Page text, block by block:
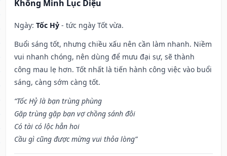
Khổng Minh Lục Diệu
Ngày: Tốc Hỷ - tức ngày Tốt vừa.
Buổi sáng tốt, nhưng chiều xấu nên cần làm nhanh. Niềm
vui nhanh chóng, nên dùng để mưu đại sự, sẽ thành
công mau lẹ hơn. Tốt nhất là tiến hành công việc vào buổi
sáng, càng sớm càng tốt.
“Tốc Hỷ là bạn trùng phùng
Gặp trùng gặp bạn vợ chồng sánh đôi
Có tài có lộc hẳn hoi
Cầu gì cũng được mừng vui thỏa lòng”